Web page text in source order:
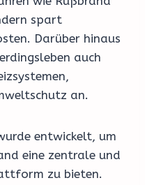
spart
Darüber hinaus
auch
an.
entwickelt, um
eine zentrale und
zu bieten.